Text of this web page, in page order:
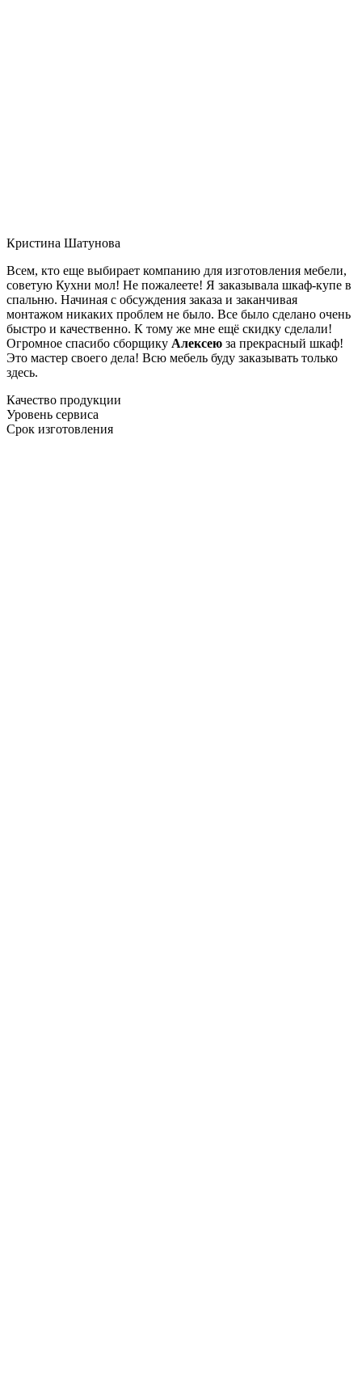
Кристина Шатунова
Всем, кто еще выбирает компанию для изготовления мебели,
советую Кухни мол! Не пожалеете! Я заказывала шкаф-купе в
спальню. Начиная с обсуждения заказа и заканчивая
монтажом никаких проблем не было. Все было сделано очень
быстро и качественно. К тому же мне ещё скидку сделали!
Огромное спасибо сборщику Алексею за прекрасный шкаф!
Это мастер своего дела! Всю мебель буду заказывать только
здесь.
Качество продукции
Уровень сервиса
Срок изготовления